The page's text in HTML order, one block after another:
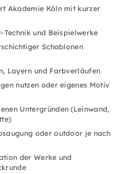
Akademie Köln mit kurzer
und Beispielwerke
Schablonen
Layern und Farbverläufen
nutzen oder eigenes Motiv
Untergründen (Leinwand,
oder outdoor je nach
der Werke und